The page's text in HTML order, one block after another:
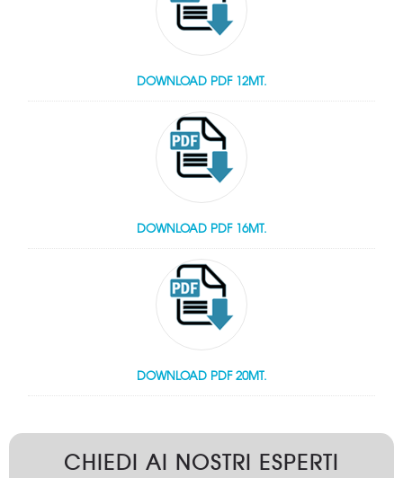
DOWNLOAD PDF 12MT.
DOWNLOAD PDF 16MT.
DOWNLOAD PDF 20MT.
CHIEDI AI NOSTRI ESPERTI